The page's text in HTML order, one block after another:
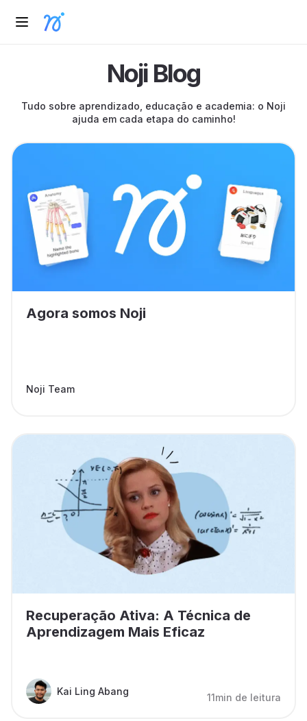
Noji Blog
Tudo sobre aprendizado, educação e academia: o Noji
ajuda em cada etapa do caminho!
Agora somos Noji
Noji Team
Recuperação Ativa: A Técnica de
Aprendizagem Mais Eficaz
Kai Ling Abang
11min de leitura